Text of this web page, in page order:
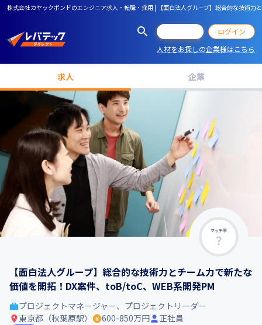
株式会社カヤックボンドのエンジニア求人・転職・採用 | 【面白法人グループ】総合的な技術力
ログイン
人材をお探しの企業様はこちら
求人 企業
マッチ率
【面白法人グループ】総合的な技術力とチーム力で新たな
価値を開拓！DX案件、toB/toC、WEB系開発PM
プロジェクトマネージャー、プロジェクトリーダー
東京都（秋葉原駅）
600-850万円 正社員